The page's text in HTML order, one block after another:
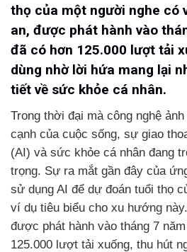
thọ của một người nghe có
an, được phát hành vào
đã có hơn 125.000 lượt tải
dùng nhờ lời hứa mang lại
tiết về sức khỏe cá nhân.
Trong thời đại mà công nghệ
cạnh của cuộc sống, sự giao
(AI) và sức khỏe cá nhân đang
trọng. Sự ra mắt gần đây của
sử dụng AI để dự đoán tuổi thọ
ví dụ tiêu biểu cho xu hướng
được phát hành vào tháng 7
125.000 lượt tải xuống, thu hút